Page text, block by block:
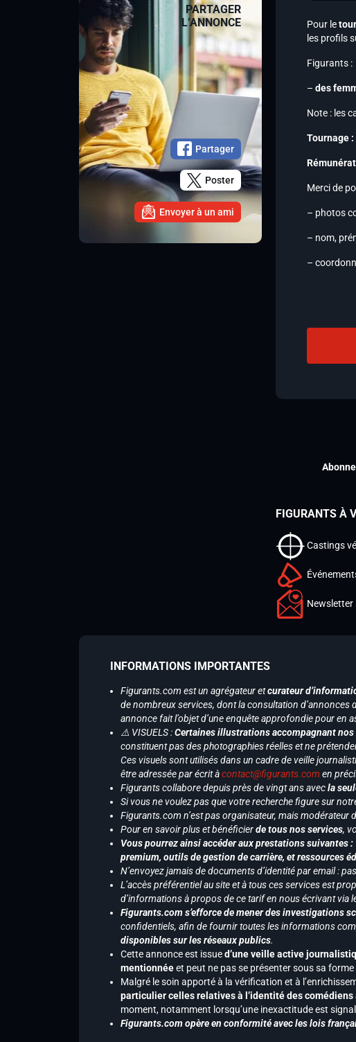
PARTAGER
L’ANNONCE
Partager
Poster
Envoyer à un ami
Pour le
les profils
Figurants :
– des
Note : les
Tournage :
Merci de
– photos
– nom,
–
FIGURANTS À
Castings
Newsletter
INFORMATIONS IMPORTANTES
Figurants.com est un agrégateur etcurateur
de nombreux services, dont la consultation d’annonces
annonce fait l’objet d’une enquête approfondie pour
⚠️ VISUELS :Certaines illustrations accompagnant
constituent pas des photographies réelles et ne
Ces visuels sont utilisés dans un cadre de veille
être adressée par écrit àcontact@figurants.com en
Figurants collabore depuis près de vingt ans avecla
Si vous ne voulez pas que votre recherche figure sur
Figurants.com n’est pas organisateur, mais
Pour en savoir plus et bénéficierde tous nos services,
Vous pourrez ainsi accéder aux prestations
premium, outils de gestion de carrière, et ressources
N’envoyez jamais de documents d’identité par email :
L’accès préférentiel au site et à tous ces services est
d’informations à propos de ce tarif en nous écrivant via
Figurants.com s’efforce de mener des investigations
confidentiels, afin de fournir toutes les informations
disponibles sur les réseaux publics.
Cette annonce est issued’une veille active
mentionnéeet peut ne pas se présenter sous sa
Malgré le soin apporté à la vérification et à
particulier celles relatives à l’identité des comédiens
moment, notamment lorsqu’une inexactitude est
Figurants.com opère en conformité avec les lois